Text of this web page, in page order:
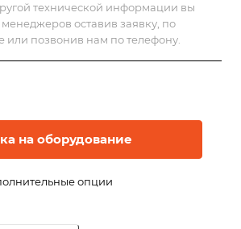
технической информации вы
менеджеров оставив заявку, по
или позвонив нам по телефону.
на оборудование
опции